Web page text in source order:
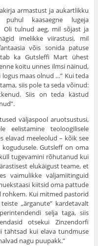
armastust ja aukartlikku
puhul kaasaegne lugeja
tulnud aeg, mil sõjast ja
imelikke vii­rastusi, mil
võis sonida patuse
ka Gutsleffi Mart ühest
koitu unnes ilmsi näinud,
maas olnud …” Kui teda
siis pole ta seda võinud:
Siis on teda kästud
väljaspool aruotsustusi,
eelistamine teo­loogilisele
elavad mee­leolud – kõik see
Gutsleff on oma
tugevamini rõhutanud kui
elukäigust teame, et
vaimulikke väljamiitinguid
kiitsid oma pattude
rohkem. Kui mitmed pas­torid
„ärganute” kardetavalt
selja taga, siis
otsekui Zinzendorfi
tähtsad kui elava tundmuse
nagu puupakk.”